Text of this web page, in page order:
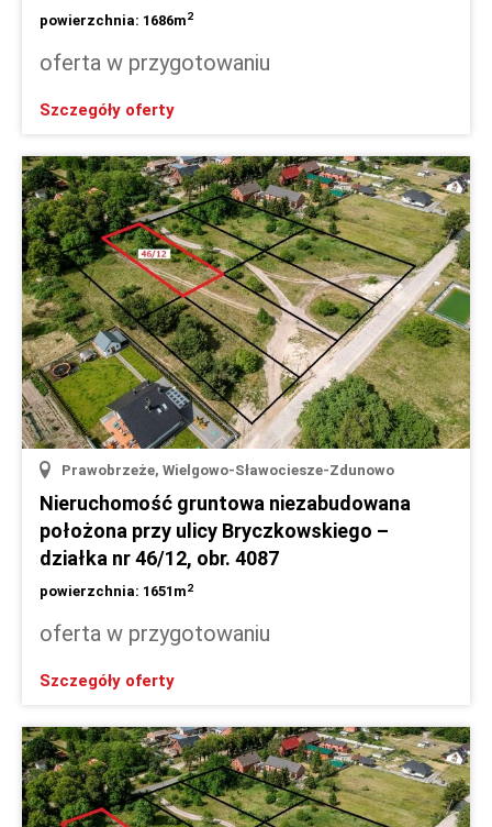
powierzchnia: 1686m2
oferta w przygotowaniu
Szczegóły oferty
Prawobrzeże, Wielgowo-Sławociesze-Zdunowo
Nieruchomość gruntowa niezabudowana
położona przy ulicy Bryczkowskiego –
działka nr 46/12, obr. 4087
powierzchnia: 1651m2
oferta w przygotowaniu
Szczegóły oferty